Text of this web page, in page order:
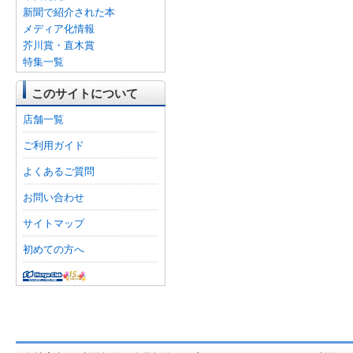
新聞で紹介された本
メディア化情報
芥川賞・直木賞
特集一覧
このサイトについて
店舗一覧
ご利用ガイド
よくあるご質問
お問い合わせ
サイトマップ
初めての方へ